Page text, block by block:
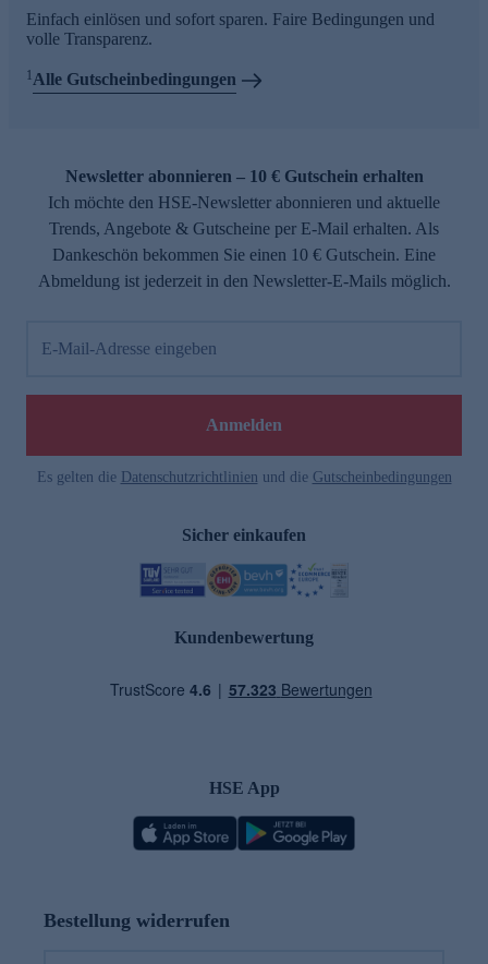
Einfach einlösen und sofort sparen. Faire Bedingungen und
volle Transparenz.
1Alle Gutscheinbedingungen
Newsletter abonnieren – 10 € Gutschein erhalten
Ich möchte den HSE-Newsletter abonnieren und aktuelle
Trends, Angebote & Gutscheine per E-Mail erhalten. Als
Dankeschön bekommen Sie einen 10 € Gutschein. Eine
Abmeldung ist jederzeit in den Newsletter-E-Mails möglich.
E-Mail-Adresse eingeben
Anmelden
Es gelten die Datenschutzrichtlinien und die Gutscheinbedingungen
Sicher einkaufen
Kundenbewertung
HSE App
Bestellung widerrufen